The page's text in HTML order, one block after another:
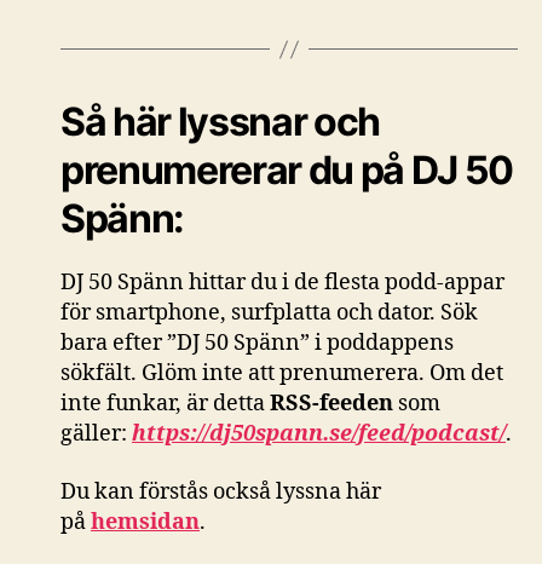
Så här lyssnar och
prenumererar du på DJ 50
Spänn:
DJ 50 Spänn hittar du i de flesta podd-appar
för smartphone, surfplatta och dator. Sök
bara efter ”DJ 50 Spänn” i poddappens
sökfält. Glöm inte att prenumerera. Om det
inte funkar, är dettaRSS-feeden som
gäller: https://dj50spann.se/feed/podcast/.
Du kan förstås ocksålyssna här
påhemsidan.